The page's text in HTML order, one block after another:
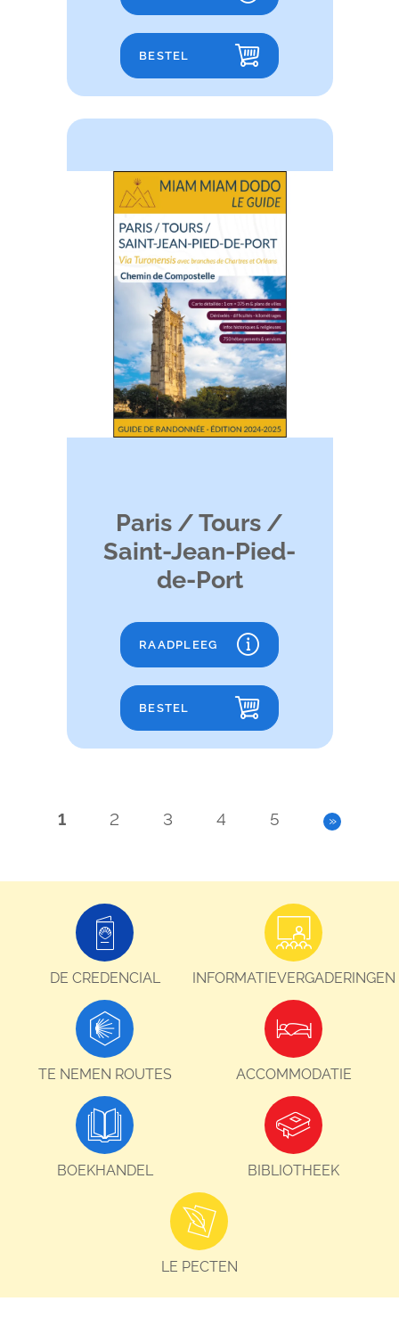
BESTEL
Paris / Tours /
Saint-Jean-Pied-
de-Port
RAADPLEEG
BESTEL
1 2 3 4 5 »
DE CREDENCIAL INFORMATIEVERGADERINGEN
TE NEMEN ROUTES ACCOMMODATIE
BOEKHANDEL BIBLIOTHEEK
LE PECTEN